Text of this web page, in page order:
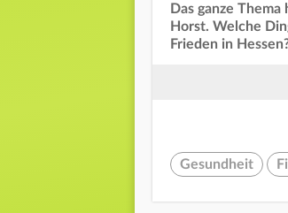
Das ganze
Horst. Welche
Frieden in
Gesundheit